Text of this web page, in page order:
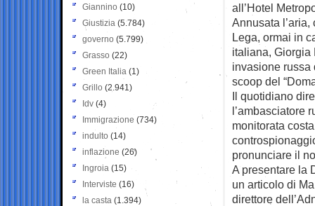
all’Hotel
Annusata
Lega, ormai in
italiana, Giorgia
invasione russa
scoop del
Il quotidiano
l’ambasciatore
monitorata
pronunciare il
A presentare la
un articolo di
direttore
Giannino (10)
Giustizia (5.784)
governo (5.799)
Grasso (22)
Green Italia (1)
Grillo (2.941)
Idv (4)
Immigrazione (734)
indulto (14)
inflazione (26)
Ingroia (15)
Interviste (16)
la casta (1.394)